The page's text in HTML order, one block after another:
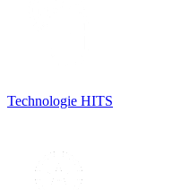
Technologie HITS